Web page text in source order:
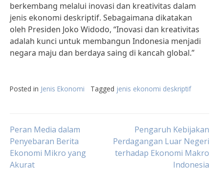
berkembang melalui inovasi dan kreativitas dalam
jenis ekonomi deskriptif. Sebagaimana dikatakan
oleh Presiden Joko Widodo, “Inovasi dan kreativitas
adalah kunci untuk membangun Indonesia menjadi
negara maju dan berdaya saing di kancah global.”
Posted in Jenis Ekonomi Tagged jenis ekonomi deskriptif
Post
navigation
Peran Media dalam
Penyebaran Berita
Ekonomi Mikro yang
Akurat
Pengaruh Kebijakan
Perdagangan Luar Negeri
terhadap Ekonomi Makro
Indonesia